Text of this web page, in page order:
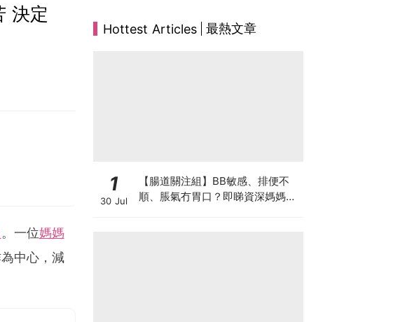
決定
。一位媽媽
中心，減
Hottest Articles 最熱文章
1
30 Jul
【腸道關注組】BB敏感、排便不
順、脹氣冇胃口？即睇資深媽媽分